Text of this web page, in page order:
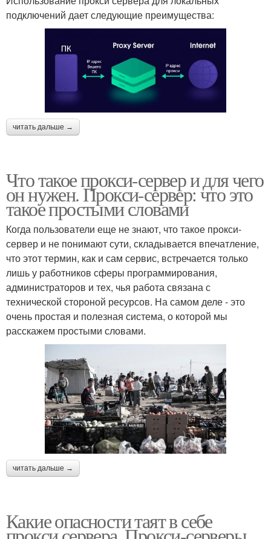
подключений дает следующие преимущества:
читать дальше →
Что такое прокси-сервер и для чего
он нужен. Прокси-сервер: что это
такое простыми словами
Когда пользователи еще не знают, что такое прокси-
сервер и не понимают сути, складывается впечатление,
что этот термин, как и сам сервис, встречается только
лишь у работников сферы программирования,
администраторов и тех, чья работа связана с
технической стороной ресурсов. На самом деле - это
очень простая и полезная система, о которой мы
расскажем простыми словами.
читать дальше →
Какие опасности таят в себе